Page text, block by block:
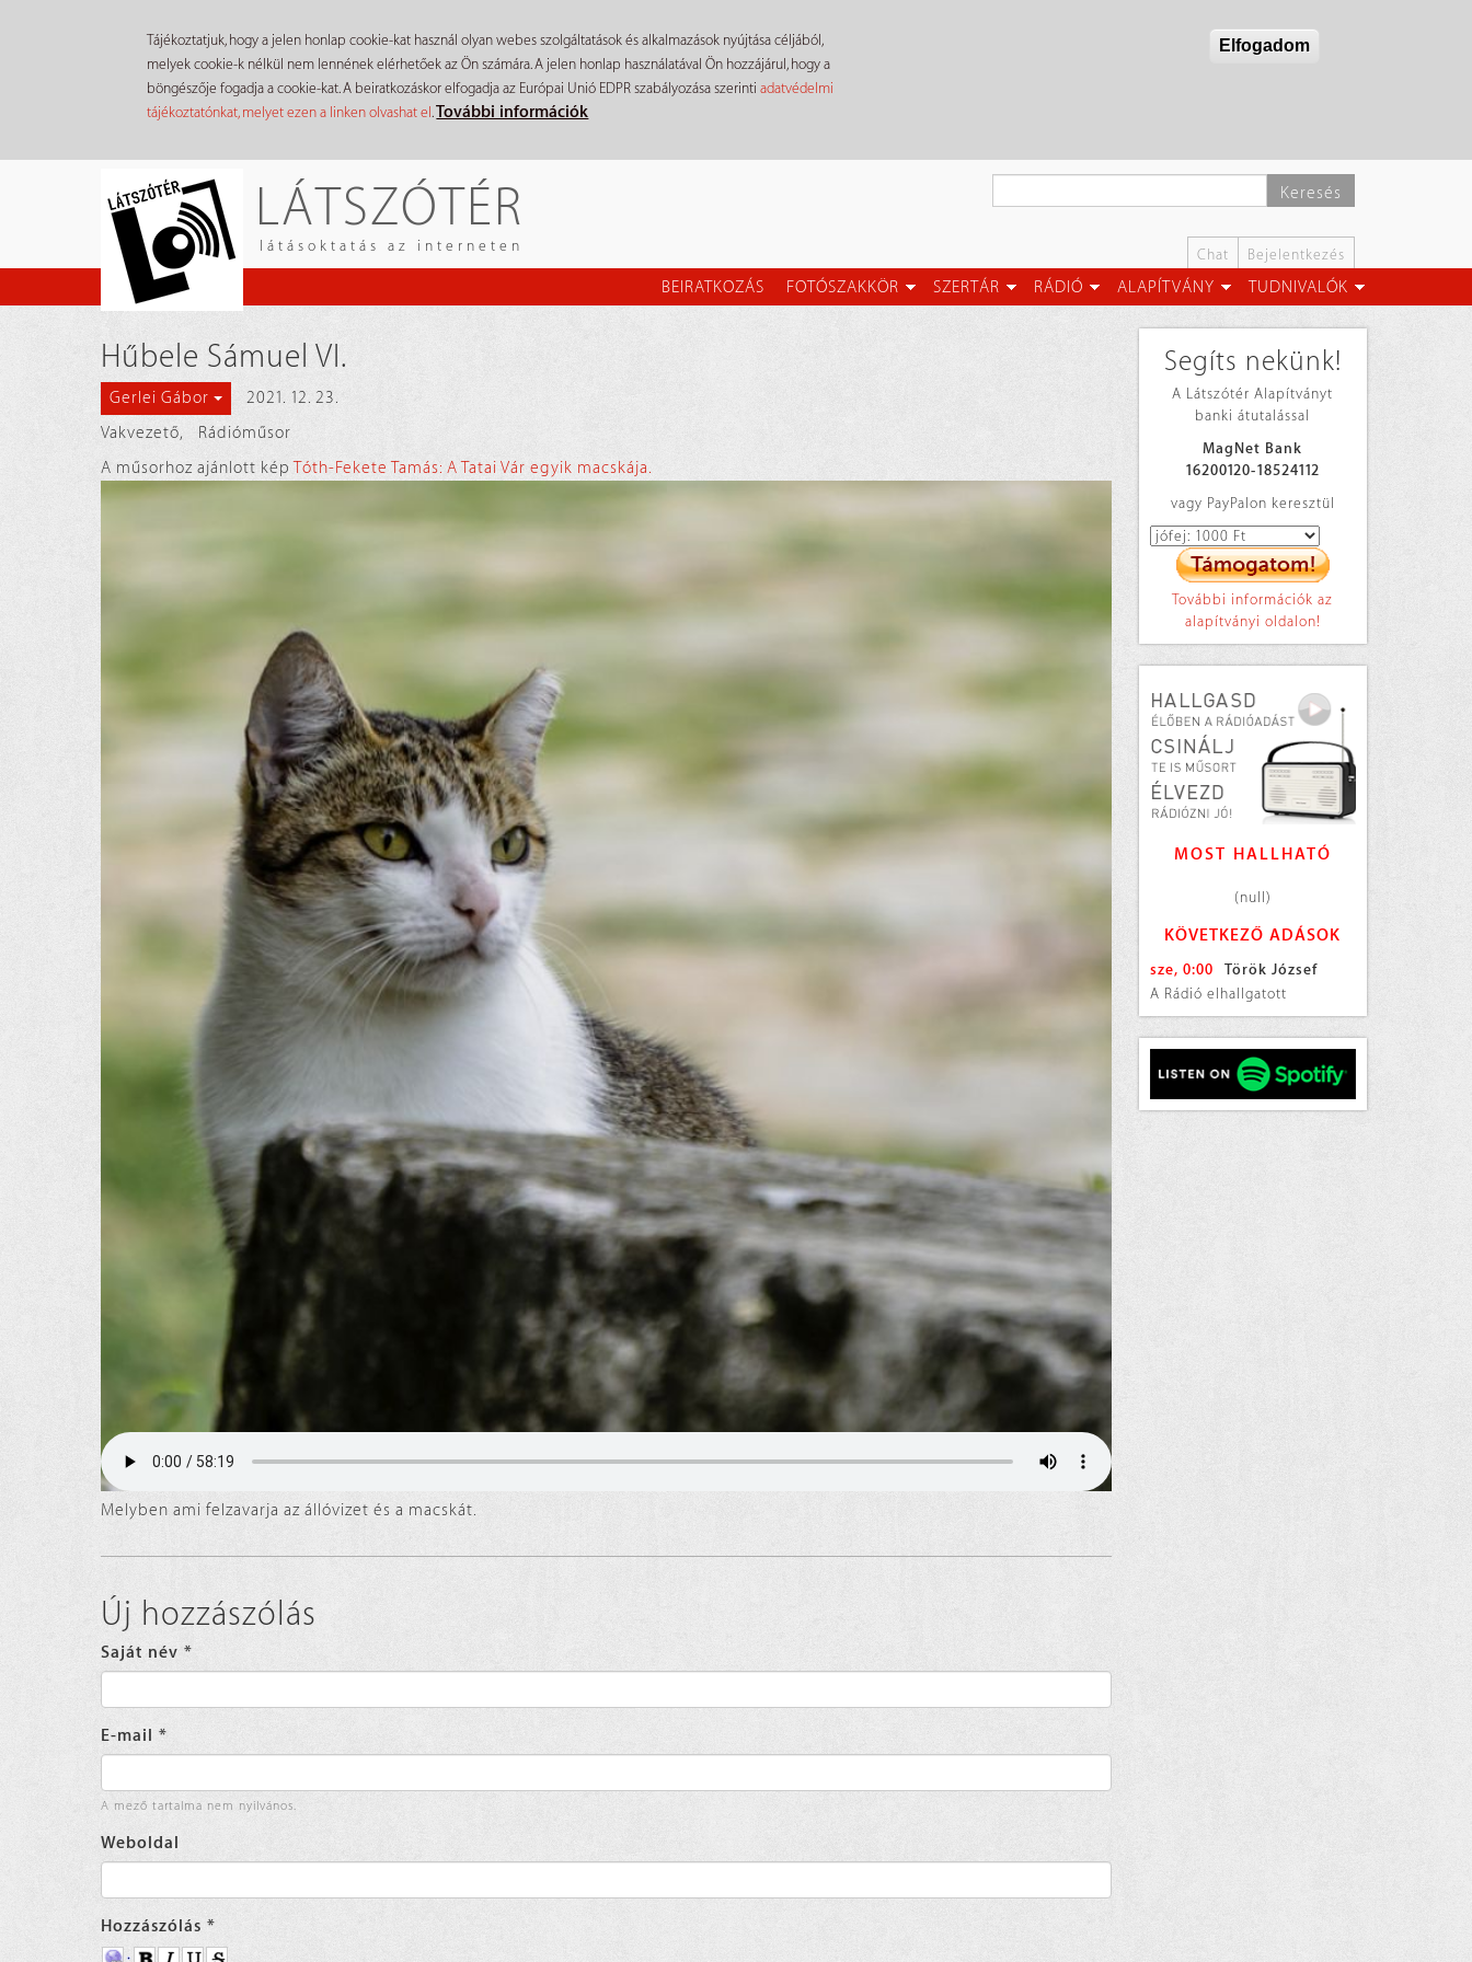
Tájékoztatjuk, hogy a jelen honlap cookie-kat használ olyan webes szolgáltatások és alkalmazások nyújtása céljából,
melyek cookie-k nélkül nem lennének elérhetőek az Ön számára. A jelen honlap használatával Ön hozzájárul, hogy a
böngészője fogadja a cookie-kat. A beiratkozáskor elfogadja az Európai Unió EDPR szabályozása szerintiadatvédelmi
tájékoztatónkat, melyet ezen a linken olvashat el.További információk
Elfogadom
LÁTSZÓTÉR
látásoktatás az interneten
Keresés
Chat Bejelentkezés
BEIRATKOZÁS FOTÓSZAKKÖR SZERTÁR RÁDIÓ ALAPÍTVÁNY TUDNIVALÓK
Hűbele Sámuel VI.
Gerlei Gábor
2021. 12. 23.
Vakvezető,
Rádióműsor
A műsorhoz ajánlott képTóth-Fekete Tamás: A Tatai Vár egyik macskája.
Melyben ami felzavarja az állóvizet és a macskát.
Új hozzászólás
Saját név *
E-mail *
A mező tartalma nem nyilvános.
Weboldal
Hozzászólás *
Segíts nekünk!
A Látszótér Alapítványt
banki átutalással
MagNet Bank
16200120-18524112
vagy PayPalon keresztül
További információk az
alapítványi oldalon!
MOST HALLHATÓ
(null)
KÖVETKEZŐ ADÁSOK
sze, 0:00
Török József
A Rádió elhallgatott